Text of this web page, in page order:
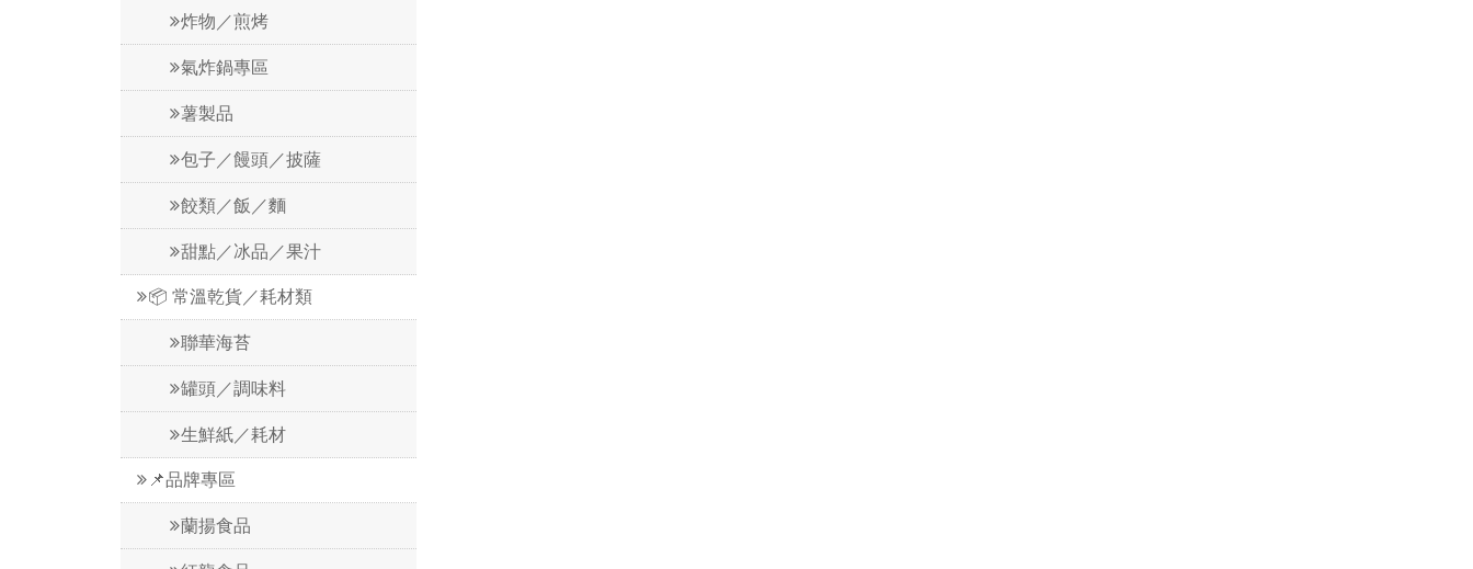
炸物／煎烤
氣炸鍋專區
薯製品
包子／饅頭／披薩
餃類／飯／麵
甜點／冰品／果汁
📦 常溫乾貨／耗材類
聯華海苔
罐頭／調味料
生鮮紙／耗材
📌品牌專區
蘭揚食品